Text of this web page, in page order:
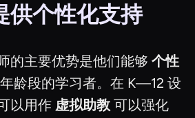
供个性化支持
的主要优势是他们能够 个性
龄段的学习者。在 K—12 设
以用作 虚拟助教 可以强化